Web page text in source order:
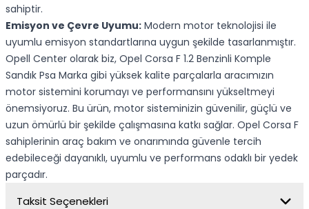
sahiptir.
Emisyon ve Çevre Uyumu: Modern motor teknolojisi ile
uyumlu emisyon standartlarına uygun şekilde tasarlanmıştır.
Opell Center olarak biz, Opel Corsa F 1.2 Benzinli Komple
Sandık Psa Marka gibi yüksek kalite parçalarla aracımızın
motor sistemini korumayı ve performansını yükseltmeyi
önemsiyoruz. Bu ürün, motor sisteminizin güvenilir, güçlü ve
uzun ömürlü bir şekilde çalışmasına katkı sağlar. Opel Corsa F
sahiplerinin araç bakım ve onarımında güvenle tercih
edebileceği dayanıklı, uyumlu ve performans odaklı bir yedek
parçadır.
Taksit Seçenekleri